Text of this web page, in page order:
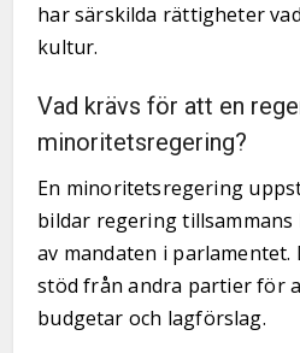
har särskilda rättigheter
kultur.
Vad krävs för att en
minoritetsregering?
En minoritetsregering
bildar regering
av mandaten i parlamentet.
stöd från andra partier för
budgetar och lagförslag.